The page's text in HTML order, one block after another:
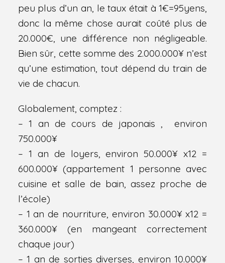
peu plus d’un an, le taux était à 1€=95yens,
donc la même chose aurait coûté plus de
20.000€, une différence non négligeable.
Bien sûr, cette somme des 2.000.000¥ n’est
qu’une estimation, tout dépend du train de
vie de chacun.
Globalement, comptez :
– 1 an de cours de japonais , environ
750.000¥
– 1 an de loyers, environ 50.000¥ x12 =
600.000¥ (appartement 1 personne avec
cuisine et salle de bain, assez proche de
l’école)
– 1 an de nourriture, environ 30.000¥ x12 =
360.000¥ (en mangeant correctement
chaque jour)
– 1 an de sorties diverses, environ 10.000¥